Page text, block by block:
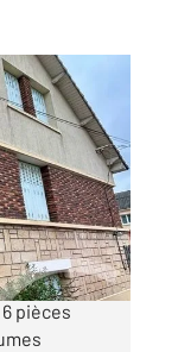
dans
pièces